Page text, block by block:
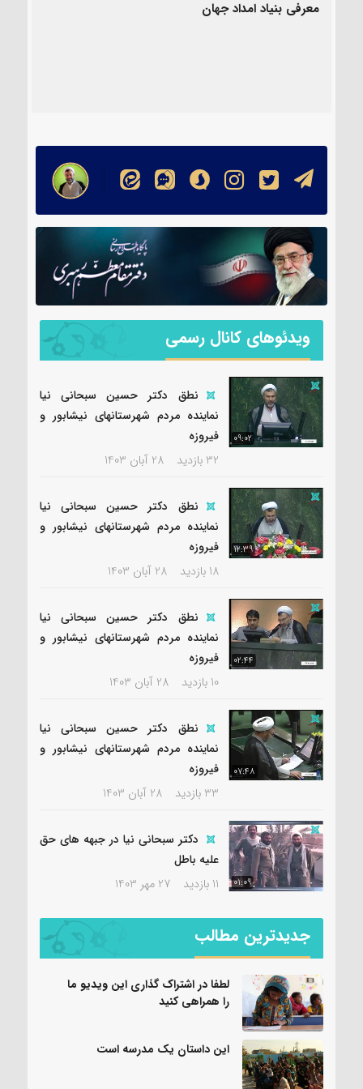
معرفی بنیاد امداد جهان
ویدئوهای کانال رسمی
09:02
نطق دکتر حسین سبحانی نیا
نماینده مردم شهرستانهای نیشابور و
فیروزه
32 بازدید 28 آبان 1403
12:39
نطق دکتر حسین سبحانی نیا
نماینده مردم شهرستانهای نیشابور و
فیروزه
18 بازدید 28 آبان 1403
02:44
نطق دکتر حسین سبحانی نیا
نماینده مردم شهرستانهای نیشابور و
فیروزه
10 بازدید 28 آبان 1403
07:48
نطق دکتر حسین سبحانی نیا
نماینده مردم شهرستانهای نیشابور و
فیروزه
33 بازدید 28 آبان 1403
01:09
دکتر سبحانی نیا در جبهه های حق
علیه باطل
11 بازدید 27 مهر 1403
جدیدترین مطالب
لطفا در اشتراک گذاری این ویدیو ما
را همراهی کنید
این داستان یک مدرسه است